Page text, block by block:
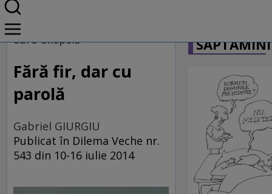
Home
EDITORIALE ȘI OPINII
PE CE LUME TRĂIM
euro-skepsis
Fără fir, dar cu
parolă
Gabriel GIURGIU
Publicat în Dilema Veche nr.
543 din 10-16 iulie 2014